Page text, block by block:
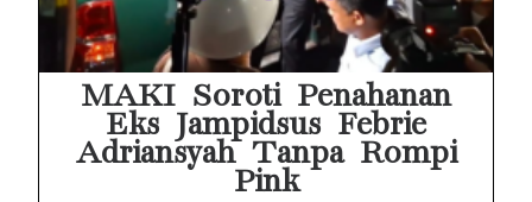
MAKI Soroti Penahanan
Eks Jampidsus Febrie
Adriansyah Tanpa Rompi
Pink